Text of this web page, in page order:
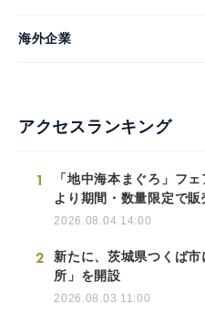
海外企業
アクセスランキング
1
「地中海本まぐろ」フ
より期間・数量限定で販
2026.08.04 14:00
2
新たに、茨城県つくば
所」を開設
2026.08.03 11:00